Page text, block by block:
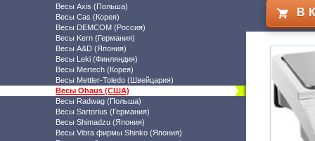
Весы Axis (Польша)
Весы Cas (Корея)
Весы DEMCOM (Россия)
Весы Kern (Германия)
Весы A&D (Япония)
Весы Leki (Финляндия)
Весы Mertech (Корея)
Весы Mettler-Toledo (Швейцария)
Весы Ohaus (США)
Весы Radwag (Польша)
Весы Sartorius (Германия)
Весы Shimadzu (Япония)
Весы Vibra фирмы Shinko (Япония)
В